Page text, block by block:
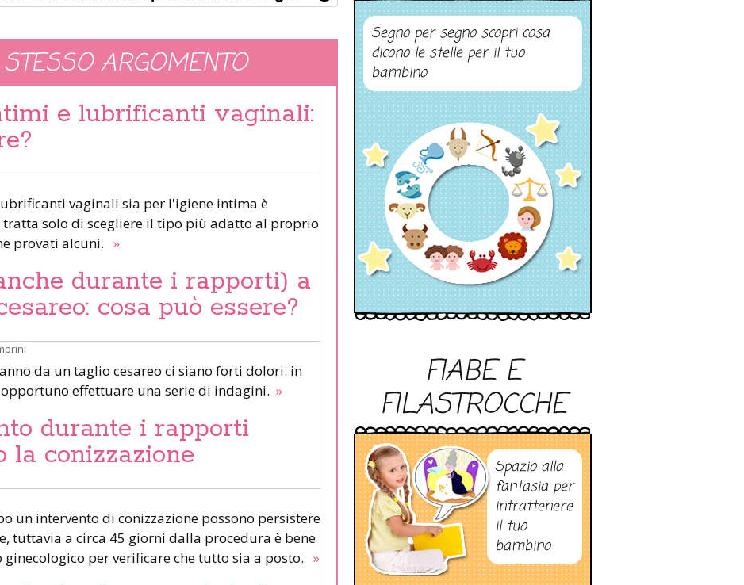
ARGOMENTO
e lubrificanti vaginali:
vaginali sia per l'igiene intima è
solo di scegliere il tipo più adatto al proprio
provati alcuni. »
durante i rapporti) a
cosa può essere?
da un taglio cesareo ci siano forti dolori: in
effettuare una serie di indagini. »
durante i rapporti
la conizzazione
un intervento di conizzazione possono persistere
tuttavia a circa 45 giorni dalla procedura è bene
per verificare che tutto sia a posto. »
Segno per segno scopri cosa
dicono le stelle per il tuo
bambino
FIABE E
FILASTROCCHE
Spazio alla
fantasia per
intrattenere
il tuo
bambino